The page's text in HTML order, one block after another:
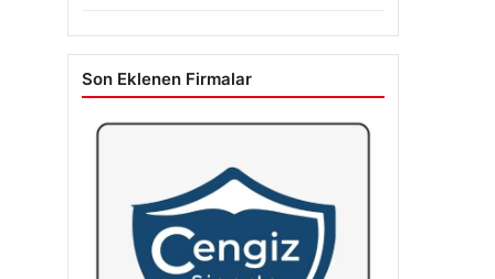
Son Eklenen Firmalar